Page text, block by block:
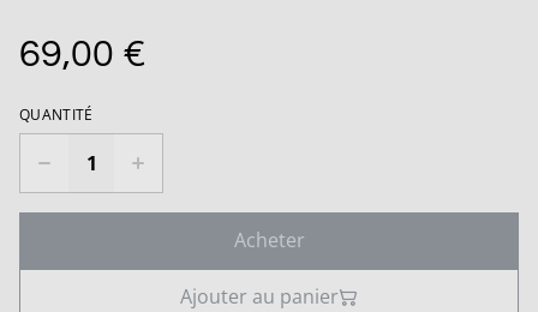
69,00 €
QUANTITÉ
Acheter
Ajouter au panier